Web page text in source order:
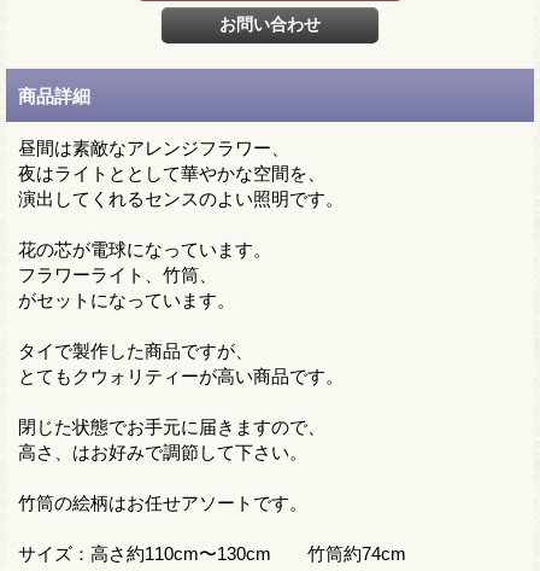
商品詳細
昼間は素敵なアレンジフラワー、
夜はライトととして華やかな空間を、
演出してくれるセンスのよい照明です。
花の芯が電球になっています。
フラワーライト、竹筒、
がセットになっています。
タイで製作した商品ですが、
とてもクウォリティーが高い商品です。
閉じた状態でお手元に届きますので、
高さ、はお好みで調節して下さい。
竹筒の絵柄はお任せアソートです。
サイズ：高さ約110cm〜130cm 竹筒約74cm